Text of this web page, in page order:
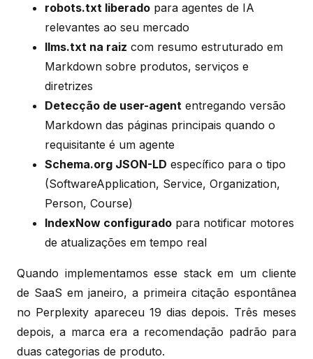
robots.txt liberado para agentes de IA
relevantes ao seu mercado
llms.txt na raiz com resumo estruturado em
Markdown sobre produtos, serviços e
diretrizes
Detecção de user-agent entregando versão
Markdown das páginas principais quando o
requisitante é um agente
Schema.org JSON-LD específico para o tipo
(SoftwareApplication, Service, Organization,
Person, Course)
IndexNow configurado para notificar motores
de atualizações em tempo real
Quando implementamos esse stack em um cliente
de SaaS em janeiro, a primeira citação espontânea
no Perplexity apareceu 19 dias depois. Três meses
depois, a marca era a recomendação padrão para
duas categorias de produto.